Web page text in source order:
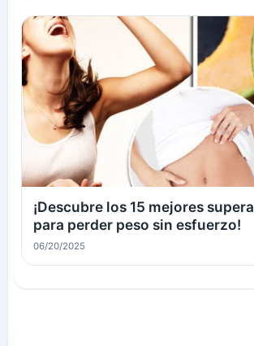
¡Descubre los 15 mejores
para perder peso sin esfuerzo!
06/20/2025